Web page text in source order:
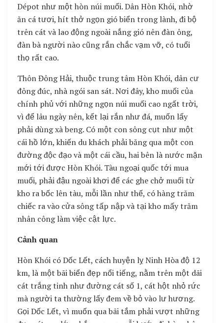
Dépot như một hòn núi muối. Dân Hòn Khói, nhờ
ăn cá tươi, hít thở ngọn gió biển trong lành, đi bộ
trên cát và lao động ngoài nắng gió nên đàn ông,
đàn bà người nào cũng rắn chắc vạm vỡ, có tuổi
thọ rất cao.
Thôn Đông Hải, thuộc trung tâm Hòn Khói, dân cư
đông đúc, nhà ngói san sát. Nơi đây, kho muối của
chính phủ với những ngọn núi muối cao ngất trời,
vì để lâu ngày nên, kết lại rắn như đá, muốn lấy
phải dùng xà beng. Có một con sông cụt như một
cái hồ lớn, khiến du khách phải băng qua một con
đường độc đạo và một cái cầu, hai bên là nước mặn
mới tới được Hòn Khói. Tàu ngoại quốc tới mua
muối, phải đậu ngoài khơi để các ghe chở muối từ
kho ra bốc lên tàu, mỗi lần như thế, có hàng trăm
chiếc ra vào cửa sông tấp nập và tại kho mấy trăm
nhân công làm việc cật lực.
Cảnh quan
Hòn Khói có Dốc Lết, cách huyện lỵ Ninh Hòa độ 12
km, là một bãi biển đẹp nổi tiếng, nằm trên một dãi
cát trắng tinh như đường cát số 1, cát hột nhỏ rức
mà người ta thường lấy đem về bỏ vào lư hương.
Gọi Dốc Lết, vì muốn qua bãi tắm phải vượt những